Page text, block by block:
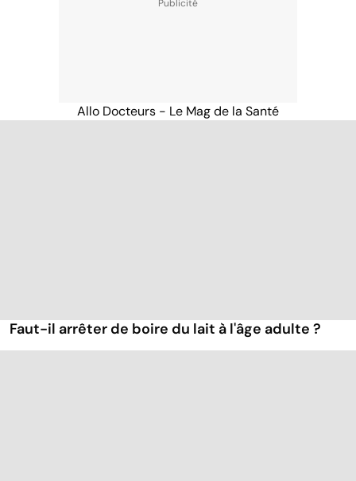
Allo Docteurs - Le Mag de la Santé
Faut-il arrêter de boire du lait à l'âge adulte ?